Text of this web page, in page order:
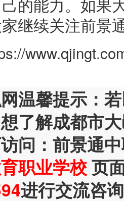
继续关注前景
温馨提示：
了解成都市
问：前景通
职业学校页
进行交流咨